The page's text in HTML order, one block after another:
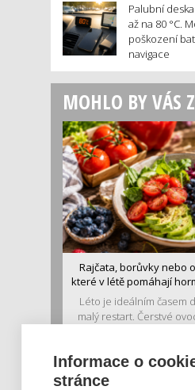
Palubní
až na 80 °C.
poškození
navigace
MOHLO BY VÁS
Rajčata, borůvky nebo
které v létě pomáhají
Léto je ideálním časem
malý restart. Čerstvé
Informace o
stránce